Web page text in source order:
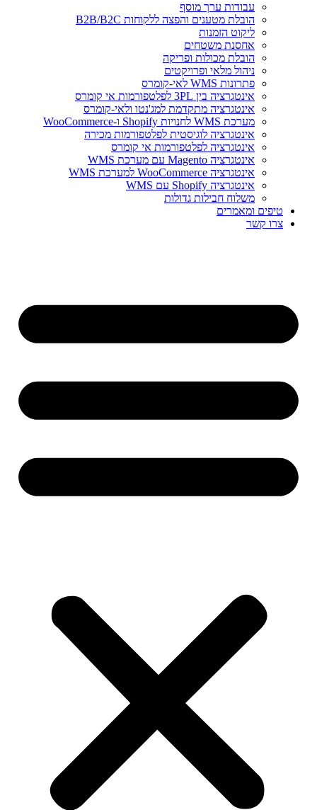
עבודות ערך מוסף
הובלת מטענים והפצה ללקוחות B2B/B2C
ליקוט הזמנות
אחסנת משטחים
הובלת מכולות ופריקה
ניהול מלאי ופרויקטים
פתרונות WMS לאי-קומרס
אינטגרציה בין 3PL לפלטפורמות אי קומרס
אינטגרציה מתקדמת למג'נטו ולאי-קומרס
מערכת WMS לחנויות Shopify ו-WooCommerce
אינטגרציה לוגיסטית לפלטפורמות מכירה
אינטגרציה לפלטפורמות אי קומרס
אינטגרציה Magento עם מערכת WMS
אינטגרציה WooCommerce למערכת WMS
אינטגרציה Shopify עם WMS
משלוח חבילות גדולות
טיפים ומאמרים
צרו קשר